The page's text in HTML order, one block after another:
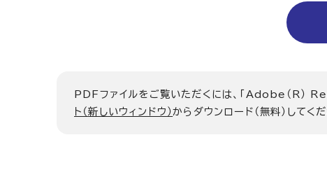
PDFファイルをご覧いただくには、「Adobe（R）
ト（新しいウィンドウ）からダウンロード（無料）してくだ